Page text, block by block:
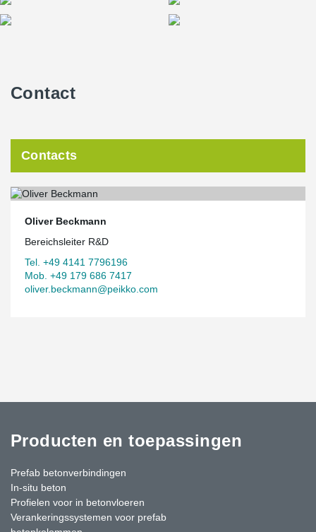
Contact
Contacts
Oliver Beckmann
Bereichsleiter R&D
Tel. +49 4141 7796196
Mob. +49 179 686 7417
oliver.beckmann@peikko.com
Producten en toepassingen
Prefab betonverbindingen
In-situ beton
Profielen voor in betonvloeren
Verankeringssystemen voor prefab